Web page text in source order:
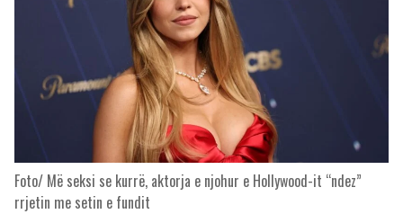
Foto/ Më seksi se kurrë, aktorja e njohur e Hollywood-it “ndez”
rrjetin me setin e fundit